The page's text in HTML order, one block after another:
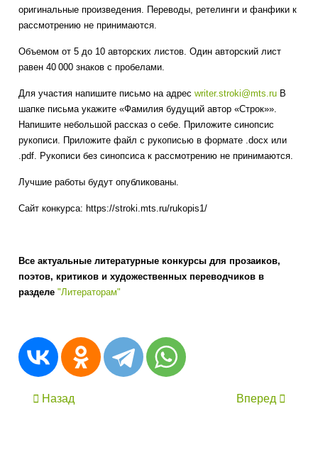
оригинальные произведения. Переводы, ретелинги и фанфики к
рассмотрению не принимаются.
Объемом от 5 до 10 авторских листов. Один авторский лист
равен 40 000 знаков с пробелами.
Для участия напишите письмо на адресwriter.stroki@mts.ru В
шапке письма укажите «Фамилия будущий автор «Строк»».
Напишите небольшой рассказ о себе. Приложите синопсис
рукописи. Приложите файл с рукописью в формате .docx или
.pdf. Рукописи без синопсиса к рассмотрению не принимаются.
Лучшие работы будут опубликованы.
Сайт конкурса: https://stroki.mts.ru/rukopis1/
Все актуальные литературные конкурсы для прозаиков,
поэтов, критиков и художественных переводчиков в
разделе"Литераторам"
Назад Вперед